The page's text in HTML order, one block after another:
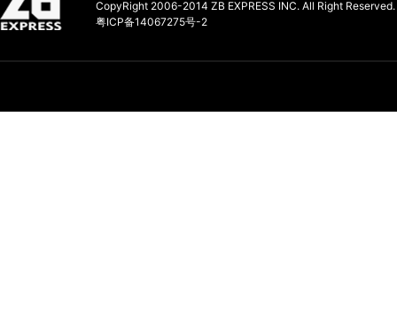
CopyRight 2006-2014 ZB EXPRESS INC. All Right Reserved.
粤ICP备14067275号-2